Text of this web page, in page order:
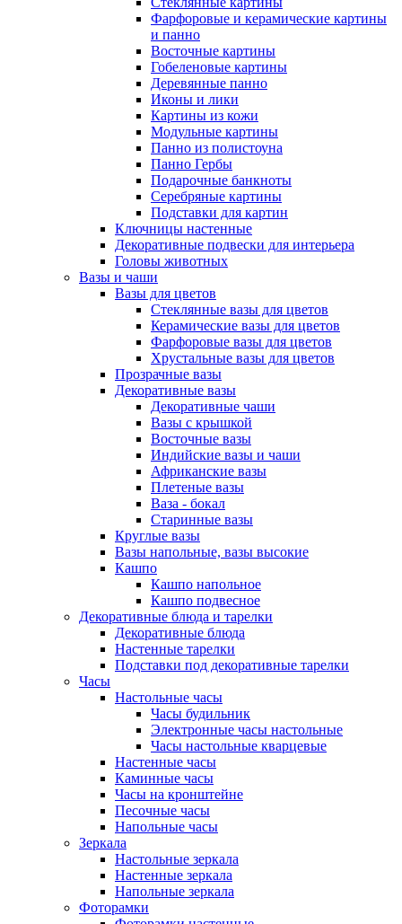
Фарфоровые и керамические картины
и панно
Восточные картины
Гобеленовые картины
Деревянные панно
Иконы и лики
Картины из кожи
Модульные картины
Панно из полистоуна
Панно Гербы
Подарочные банкноты
Серебряные картины
Подставки для картин
Ключницы настенные
Декоративные подвески для интерьера
Головы животных
Вазы и чаши
Вазы для цветов
Стеклянные вазы для цветов
Керамические вазы для цветов
Фарфоровые вазы для цветов
Хрустальные вазы для цветов
Прозрачные вазы
Декоративные вазы
Декоративные чаши
Вазы с крышкой
Восточные вазы
Индийские вазы и чаши
Африканские вазы
Плетеные вазы
Ваза - бокал
Старинные вазы
Круглые вазы
Вазы напольные, вазы высокие
Кашпо
Кашпо напольное
Кашпо подвесное
Декоративные блюда и тарелки
Декоративные блюда
Настенные тарелки
Подставки под декоративные тарелки
Часы
Настольные часы
Часы будильник
Электронные часы настольные
Часы настольные кварцевые
Настенные часы
Каминные часы
Часы на кронштейне
Песочные часы
Напольные часы
Зеркала
Настольные зеркала
Настенные зеркала
Напольные зеркала
Фоторамки